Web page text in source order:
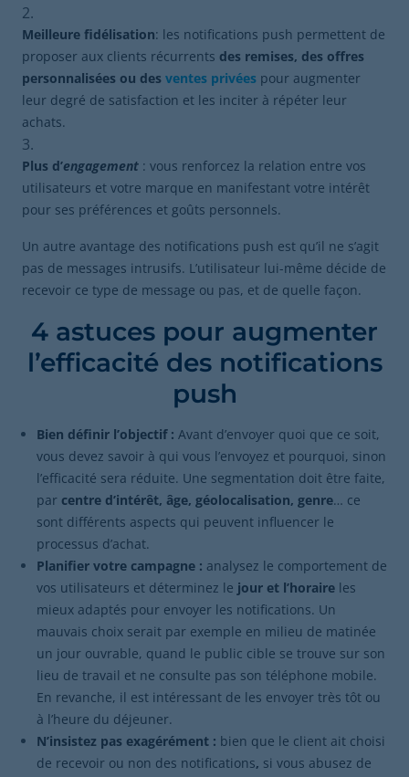
Meilleure fidélisation: les notifications push permettent de
proposer aux clients récurrents des remises, des offres
personnalisées ou des ventes privées pour augmenter
leur degré de satisfaction et les inciter à répéter leur
achats.
Plus d’engagement : vous renforcez la relation entre vos
utilisateurs et votre marque en manifestant votre intérêt
pour ses préférences et goûts personnels.
Un autre avantage des notifications push est qu’il ne s’agit
pas de messages intrusifs. L’utilisateur lui-même décide de
recevoir ce type de message ou pas, et de quelle façon.
4 astuces pour augmenter
l’efficacité des notifications
push
Bien définir l’objectif : Avant d’envoyer quoi que ce soit,
vous devez savoir à qui vous l’envoyez et pourquoi, sinon
l’efficacité sera réduite. Une segmentation doit être faite,
par centre d’intérêt, âge, géolocalisation, genre… ce
sont différents aspects qui peuvent influencer le
processus d’achat.
Planifier votre campagne : analysez le comportement de
vos utilisateurs et déterminez le jour et l’horaire les
mieux adaptés pour envoyer les notifications. Un
mauvais choix serait par exemple en milieu de matinée
un jour ouvrable, quand le public cible se trouve sur son
lieu de travail et ne consulte pas son téléphone mobile.
En revanche, il est intéressant de les envoyer très tôt ou
à l’heure du déjeuner.
N’insistez pas exagérément : bien que le client ait choisi
de recevoir ou non des notifications, si vous abusez de